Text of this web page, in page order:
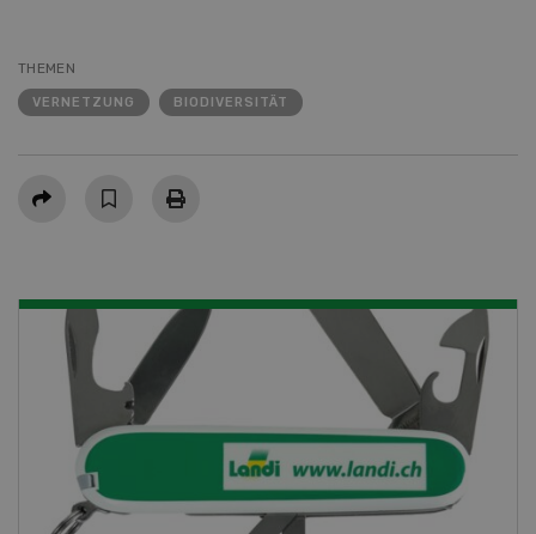
THEMEN
VERNETZUNG BIODIVERSITÄT
Teilen